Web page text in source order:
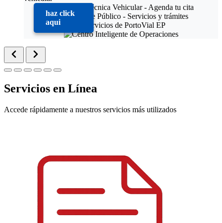
haz click
aqui
Servicios en Línea
Accede rápidamente a nuestros servicios más utilizados